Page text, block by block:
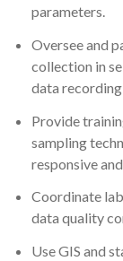
parameters.
Oversee and
collection in
data
Provide
sampling
responsive
Coordinate
data quality
Use GIS and